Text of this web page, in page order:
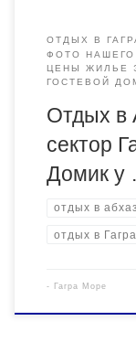
ОТДЫХ В
ФОТО НАШЕГО
ЦЕНЫ ЖИЛЬЕ
ГОСТЕВОЙ
Отдых в
сектор
Домик у
отдых в
отдых в
- Гагра Море